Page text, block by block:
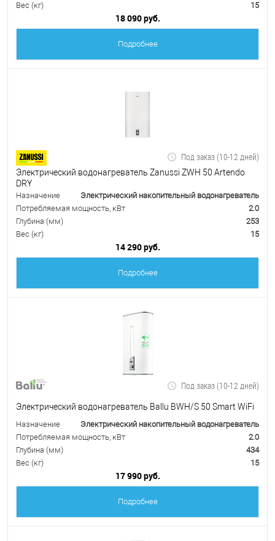
Вес (кг)
15
18 090 руб.
Подробнее
Под заказ (10-12 дней)
Электрический водонагреватель Zanussi ZWH 50 Artendo
DRY
Назначение
Электрический накопительный водонагреватель
Потребляемая мощность, кВт
2.0
Глубина (мм)
253
Вес (кг)
15
14 290 руб.
Подробнее
Под заказ (10-12 дней)
Электрический водонагреватель Ballu BWH/S 50 Smart WiFi
Назначение
Электрический накопительный водонагреватель
Потребляемая мощность, кВт
2.0
Глубина (мм)
434
Вес (кг)
15
17 990 руб.
Подробнее